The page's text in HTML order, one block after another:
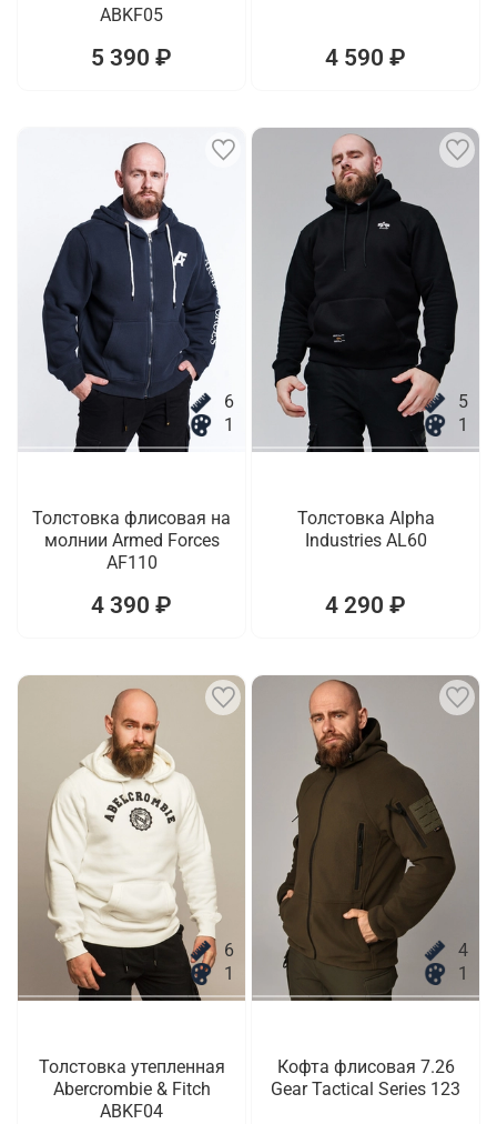
ABKF05
5 390 ₽ 4 590 ₽
6
1
Толстовка флисовая на
молнии Armed Forces
AF110
4 390 ₽
5
1
Толстовка Alpha
Industries AL60
4 290 ₽
6
1
Толстовка утепленная
Abercrombie & Fitch
ABKF04
4
1
Кофта флисовая 7.26
Gear Tactical Series 123